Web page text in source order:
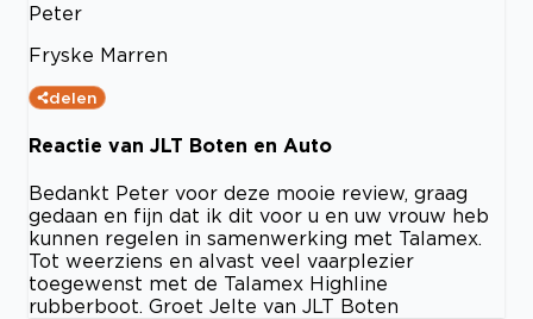
Peter
Fryske Marren
delen
Reactie van JLT Boten en Auto
Bedankt Peter voor deze mooie review, graag
gedaan en fijn dat ik dit voor u en uw vrouw heb
kunnen regelen in samenwerking met Talamex.
Tot weerziens en alvast veel vaarplezier
toegewenst met de Talamex Highline
rubberboot. Groet Jelte van JLT Boten